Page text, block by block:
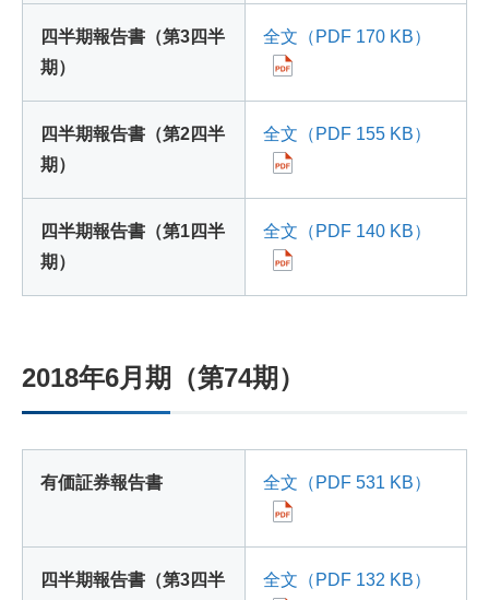
四半期報告書（第3四半
期）
全文（PDF 170 KB）
四半期報告書（第2四半
期）
全文（PDF 155 KB）
四半期報告書（第1四半
期）
全文（PDF 140 KB）
2018年6月期（第74期）
有価証券報告書 全文（PDF 531 KB）
四半期報告書（第3四半
全文（PDF 132 KB）